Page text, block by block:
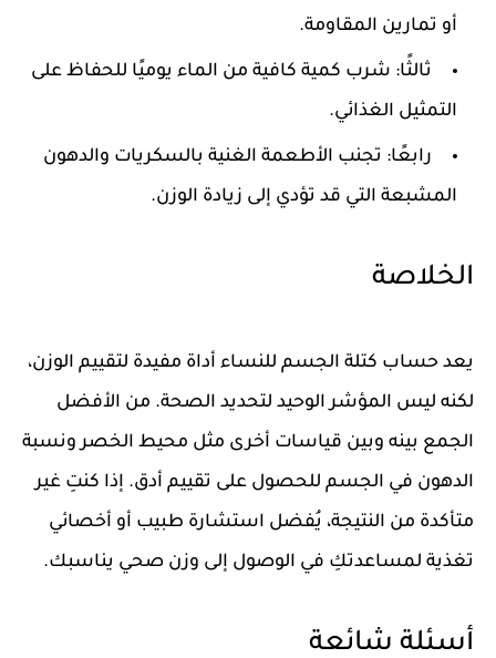
أو تمارين المقاومة.
ثالثًا: شرب كمية كافية من الماء يوميًا للحفاظ على
التمثيل الغذائي.
رابعًا: تجنب الأطعمة الغنية بالسكريات والدهون
المشبعة التي قد تؤدي إلى زيادة الوزن.
الخلاصة
يعد حساب كتلة الجسم للنساء أداة مفيدة لتقييم الوزن،
لكنه ليس المؤشر الوحيد لتحديد الصحة. من الأفضل
الجمع بينه وبين قياسات أخرى مثل محيط الخصر ونسبة
الدهون في الجسم للحصول على تقييم أدق. إذا كنتِ غير
متأكدة من النتيجة، يُفضل استشارة طبيب أو أخصائي
تغذية لمساعدتكِ في الوصول إلى وزن صحي يناسبك.
أسئلة شائعة